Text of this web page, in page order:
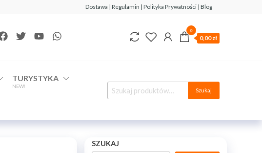
Dostawa | Regulamin | Polityka Prywatności | Blog
0
0,00 zł
TURYSTYKA
NEW!
Szukaj
SZUKAJ